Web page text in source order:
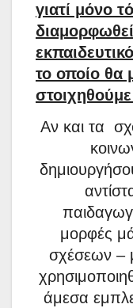
γιατί μόνο
διαμορφωθεί
το οποίο θα
Αν και τα
μορφές
σχέσεων –
άμεσα